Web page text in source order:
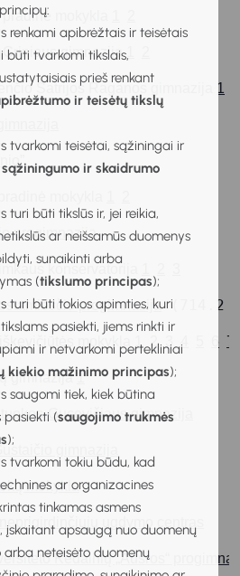
renkami apibrėžtais ir teisėtais
būti tvarkomi tikslais,
prieš renkant
ir teisėtų tikslų
tvarkomi teisėtai, sąžiningai ir
ir skaidrumo
būti tikslūs ir, jei reikia,
ar neišsamūs duomenys
sunaikinti arba
(tikslumo principas);
turi būti tokios apimties, kuri
pasiekti, jiems rinkti ir
ir netvarkomi pertekliniai
kiekio mažinimo principas);
saugomi tiek, kiek būtina
pasiekti (saugojimo trukmės
);
tvarkomi tokiu būdu, kad
ar organizacines
tinkamas asmens
įskaitant apsaugą nuo duomenų
neteisėto duomenų
mokykla
Griniaus gimnazija
Šatrijos Raganos gimnazija 1
mokykla
progimnazija
konservatorija
progimnazija (714.2
mokykla 1 2 3 4 7
gimnazija 1
Gucevičiaus gimnazija
gimnazija
mokykla
ugdymo centras
Kėdainių „Aušros“